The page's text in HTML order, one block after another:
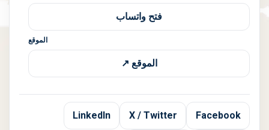
فتح واتساب
الموقع
الموقع ↗
Facebook
X / Twitter
LinkedIn